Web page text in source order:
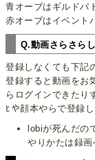
青オーブはギルドバ
赤オーブはイベント
Q.動画さらさら
登録しなくても下記
登録すると動画をお
らログインできたり
ﾋや顔本やらで登録
lobiが死んだの
やりかたは録画